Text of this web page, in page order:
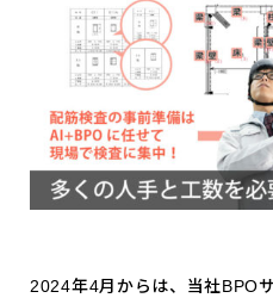
2024年4月からは、当社BPO